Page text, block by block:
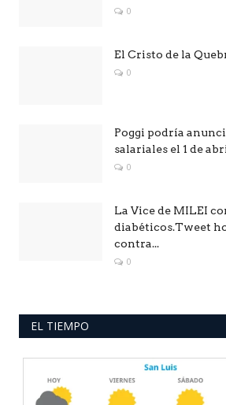
0
El Cristo de la
0
Poggi podría
salariales el 1 de
0
La Vice de MILEI
diabéticos.Tweet
contra...
0
EL TIEMPO